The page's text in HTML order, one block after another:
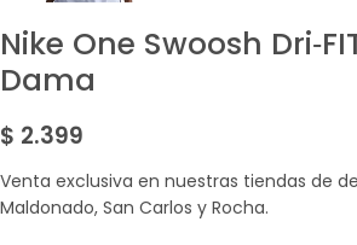
Nike One Swoosh
Dama
$ 2.399
Venta exclusiva en nuestras tiendas de
Maldonado, San Carlos y Rocha.